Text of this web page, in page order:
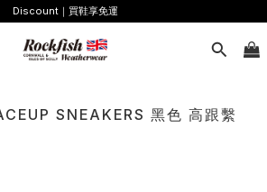
Discount｜買鞋享免運
SNEAKERS 黑色 高跟繫